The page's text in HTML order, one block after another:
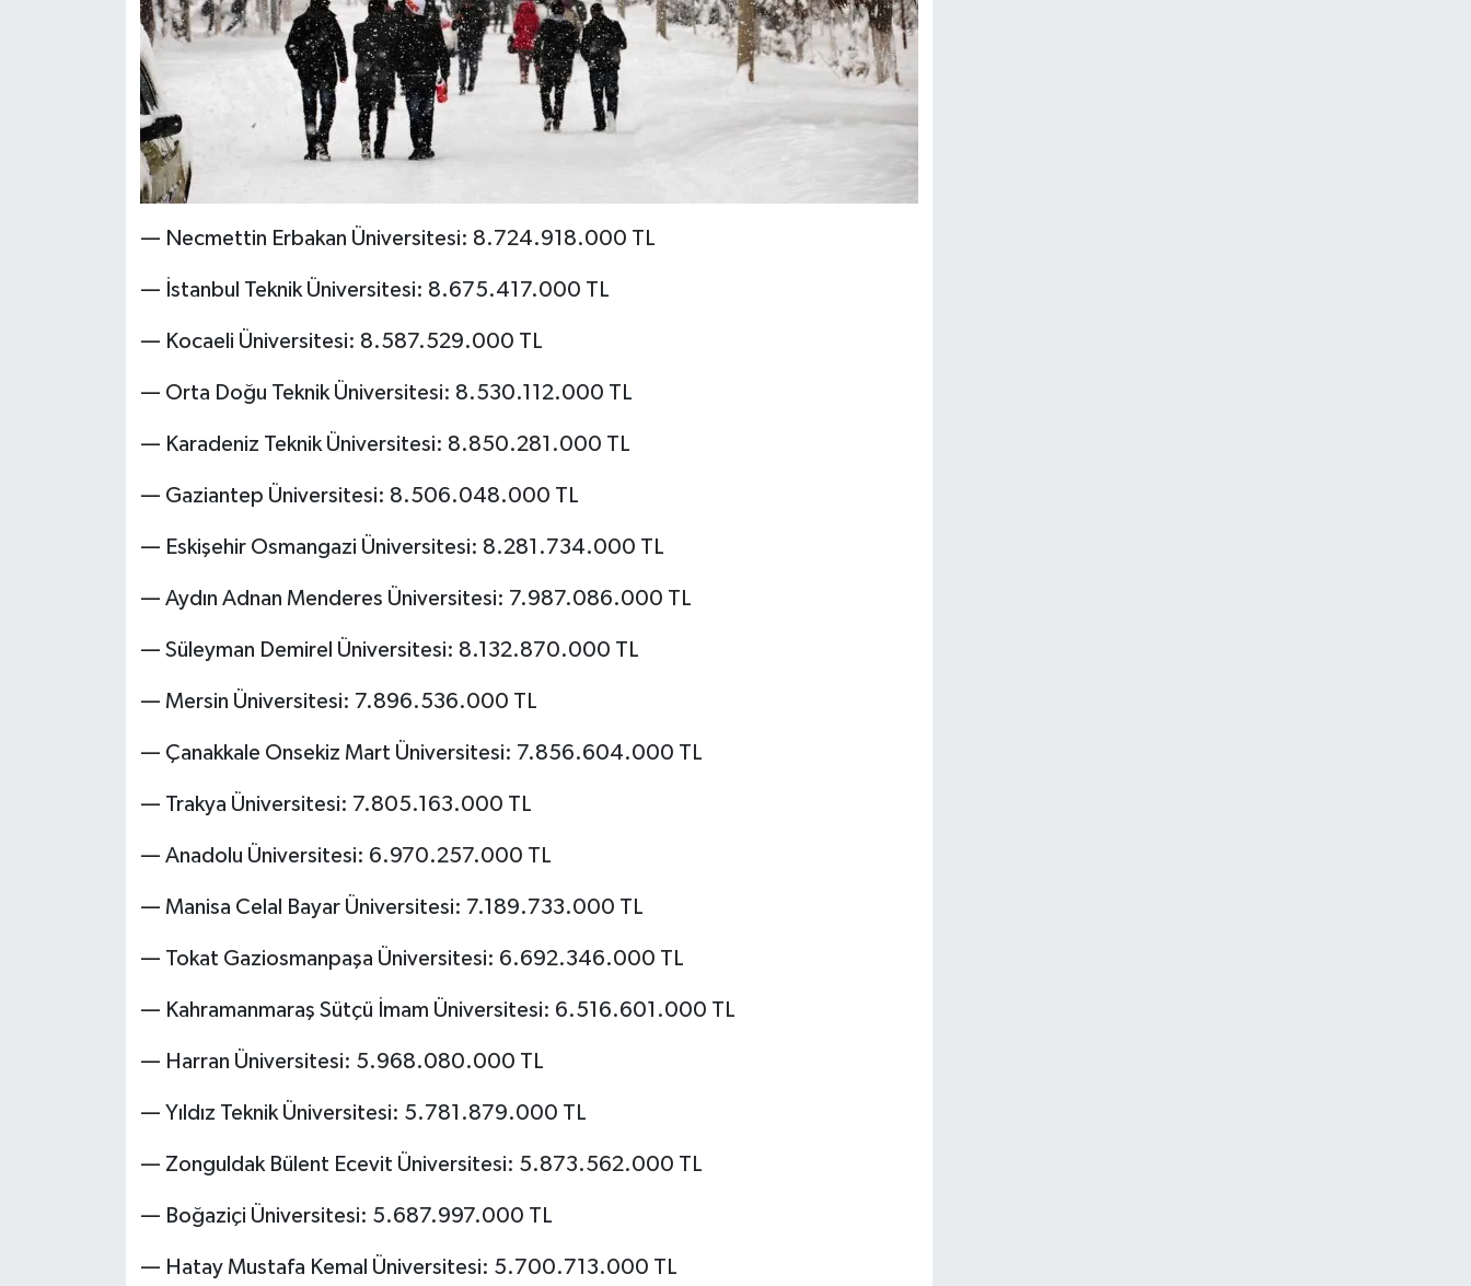
— Necmettin Erbakan Üniversitesi: 8.724.918.000 TL
— İstanbul Teknik Üniversitesi: 8.675.417.000 TL
— Kocaeli Üniversitesi: 8.587.529.000 TL
— Orta Doğu Teknik Üniversitesi: 8.530.112.000 TL
— Karadeniz Teknik Üniversitesi: 8.850.281.000 TL
— Gaziantep Üniversitesi: 8.506.048.000 TL
— Eskişehir Osmangazi Üniversitesi: 8.281.734.000 TL
— Aydın Adnan Menderes Üniversitesi: 7.987.086.000 TL
— Süleyman Demirel Üniversitesi: 8.132.870.000 TL
— Mersin Üniversitesi: 7.896.536.000 TL
— Çanakkale Onsekiz Mart Üniversitesi: 7.856.604.000 TL
— Trakya Üniversitesi: 7.805.163.000 TL
— Anadolu Üniversitesi: 6.970.257.000 TL
— Manisa Celal Bayar Üniversitesi: 7.189.733.000 TL
— Tokat Gaziosmanpaşa Üniversitesi: 6.692.346.000 TL
— Kahramanmaraş Sütçü İmam Üniversitesi: 6.516.601.000 TL
— Harran Üniversitesi: 5.968.080.000 TL
— Yıldız Teknik Üniversitesi: 5.781.879.000 TL
— Zonguldak Bülent Ecevit Üniversitesi: 5.873.562.000 TL
— Boğaziçi Üniversitesi: 5.687.997.000 TL
— Hatay Mustafa Kemal Üniversitesi: 5.700.713.000 TL